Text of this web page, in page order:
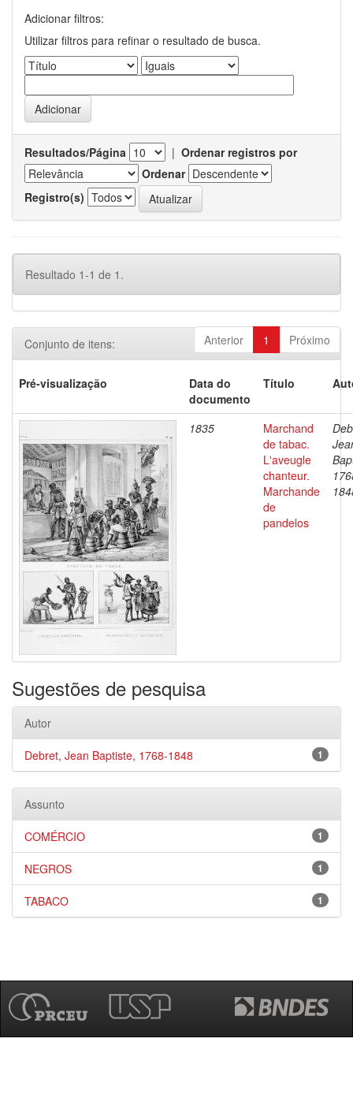
Adicionar filtros:
Utilizar filtros para refinar o resultado de busca.
Resultados/Página | Ordenar registros por
Ordenar
Registro(s)
Resultado 1-1 de 1.
Anterior 1 Próximo
Conjunto de itens:
Pré-visualização
Data do
documento
Título
1835
Marchand
de tabac.
L'aveugle
chanteur.
Marchande
de
pandelos
Sugestões de pesquisa
Autor
1
Debret, Jean Baptiste, 1768-1848
Assunto
1
COMÉRCIO
1
NEGROS
1
TABACO